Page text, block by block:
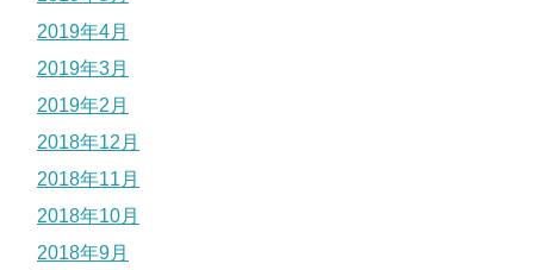
2019年4月
2019年3月
2019年2月
2018年12月
2018年11月
2018年10月
2018年9月